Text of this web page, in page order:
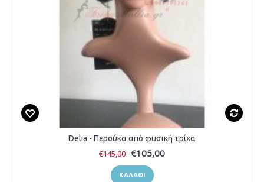
Delia - Περούκα από φυσική τρίχα
€145,00 €105,00
ΚΑΛΆΘΙ